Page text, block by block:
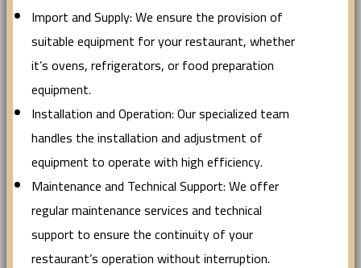
Import and Supply: We ensure the provision of
suitable equipment for your restaurant, whether
it’s ovens, refrigerators, or food preparation
equipment.
Installation and Operation: Our specialized team
handles the installation and adjustment of
equipment to operate with high efficiency.
Maintenance and Technical Support: We offer
regular maintenance services and technical
support to ensure the continuity of your
restaurant’s operation without interruption.